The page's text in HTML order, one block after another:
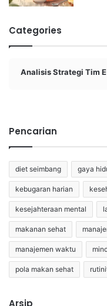
Categories
Analisis Strategi Tim
Pencarian
diet seimbang gaya
kebugaran harian
kesejahteraan mental
makanan sehat
manajemen waktu
pola makan sehat
Arsip